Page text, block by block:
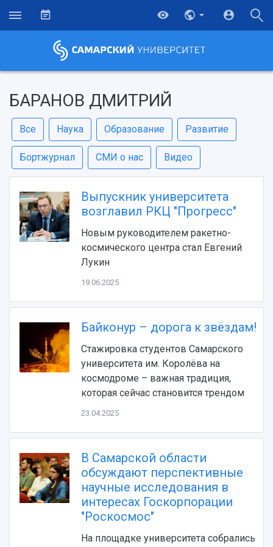
Ключевые факты
Рейтинги
Руководство
Наблюдательный совет
Попечительский совет
Бортжурнал
Объявления
События
СМИ об университете
Пресс-центр
Газета "Полет"
Абитуриенту
Бакалавриат и специалитет
Магистратура
Аспирантура
Формы обучения
Учебные планы
Научные школы и ведущие научные коллективы
Диссертационные советы
Подготовка научных кадров
Конкурс на замещение должностей научных
работников
Научно-технический совет
Научные проекты и темы
БАРАНОВ ДМИТРИЙ
Все Наука Образование Развитие
Бортжурнал СМИ о нас Видео
Выпускник университета
возглавил РКЦ "Прогресс"
Новым руководителем ракетно-
космического центра стал Евгений
Лукин
19.06.2025
Байконур – дорога к звёздам!
Стажировка студентов Самарского
университета им. Королёва на
космодроме – важная традиция,
которая сейчас становится трендом
23.04.2025
В Самарской области
обсуждают перспективные
научные исследования в
интересах Госкорпорации
"Роскосмос"
На площадке университета собрались